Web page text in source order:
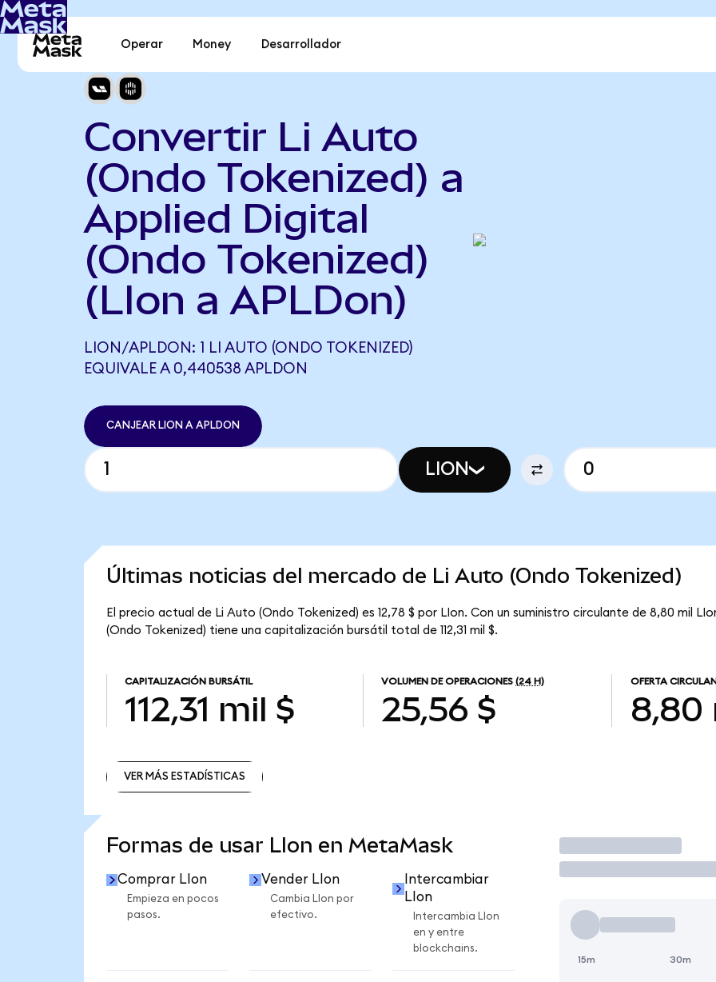
Operar Money Desarrollador
Convertir Li Auto
(Ondo Tokenized) a
Applied Digital
(Ondo Tokenized)
(LIon a APLDon)
LION/APLDON: 1 LI AUTO (ONDO TOKENIZED)
EQUIVALE A 0,440538 APLDON
CANJEAR LION A APLDON
LION
Últimas noticias del mercado de Li Auto (Ondo Tokenized)
El precio actual de Li Auto (Ondo Tokenized) es 12,78 $ por LIon. Con un suministro circulante de 8,80 mil
(Ondo Tokenized) tiene una capitalización bursátil total de 112,31 mil $.
CAPITALIZACIÓN BURSÁTIL
112,31 mil $
VOLUMEN DE OPERACIONES (24 H)
25,56 $
OFERTA
8,80
VER MÁS ESTADÍSTICAS
Formas de usar LIon en MetaMask
Comprar LIon
Empieza en pocos
pasos.
Vender LIon
Cambia LIon por
efectivo.
Intercambiar
LIon
Intercambia LIon
en y entre
blockchains.
Operar
15m 30m